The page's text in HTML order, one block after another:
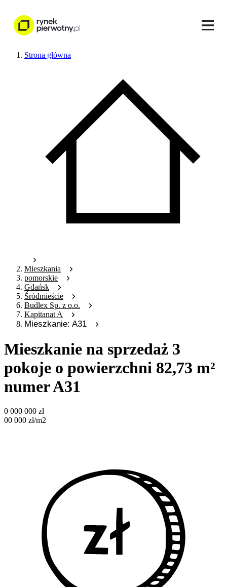
Strona główna
Mieszkania
pomorskie
Gdańsk
Śródmieście
Budlex Sp. z o.o.
Kapitanat A
Mieszkanie: A31
Mieszkanie na sprzedaż 3
pokoje o powierzchni 82,73 m²
numer A31
0 000 000 zł
00 000 zł/m2